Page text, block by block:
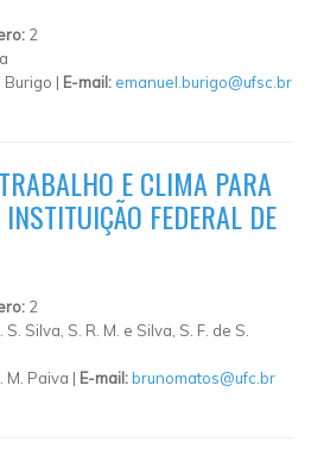
2
Burigo | E-mail: emanuel.burigo@ufsc.br
E CLIMA PARA
FEDERAL DE
2
S. Silva, S. R. M. e Silva, S. F. de S.
M. Paiva | E-mail:brunomatos@ufc.br